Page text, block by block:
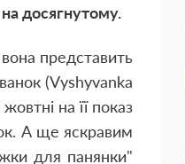
досягнутому.
представить
(Vyshyvanka
на її показ
А ще яскравим
для панянки"